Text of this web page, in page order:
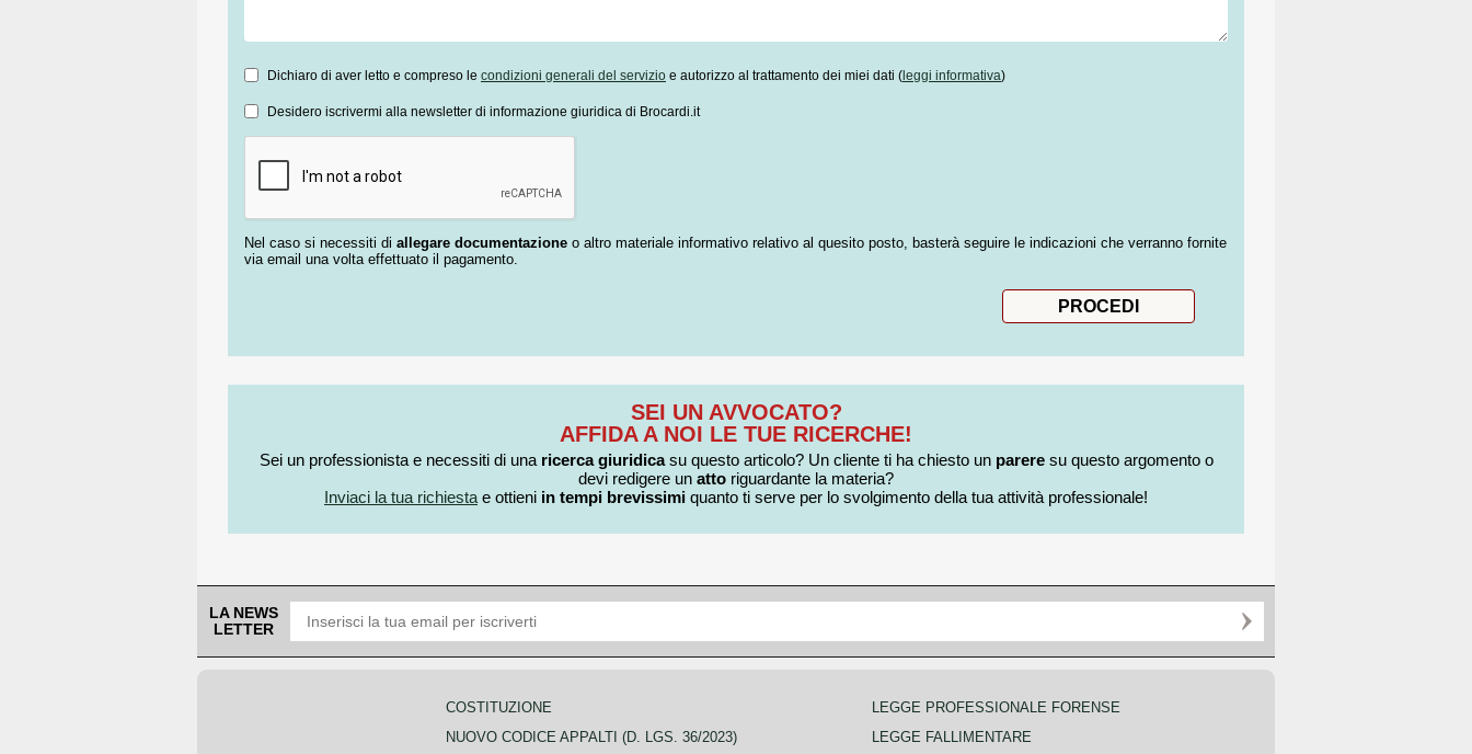
Dichiaro di aver letto e compreso le condizioni generali del servizio e autorizzo al trattamento dei miei dati (leggi informativa)
Desidero iscrivermi alla newsletter di informazione giuridica di Brocardi.it
Nel caso si necessiti di allegare documentazione o altro materiale informativo relativo al quesito posto, basterà seguire le indicazioni che verranno fornite
via email una volta effettuato il pagamento.
SEI UN AVVOCATO?
AFFIDA A NOI LE TUE RICERCHE!
Sei un professionista e necessiti di una ricerca giuridicasu questo articolo? Un cliente ti ha chiesto un pareresu questo argomento o
devi redigere un atto riguardante la materia?
Inviaci la tua richiesta e ottieni in tempi brevissimi quanto ti serve per lo svolgimento della tua attività professionale!
LA NEWS
LETTER
COSTITUZIONE
NUOVO CODICE APPALTI (D. LGS. 36/2023)
LEGGE PROFESSIONALE FORENSE
LEGGE FALLIMENTARE